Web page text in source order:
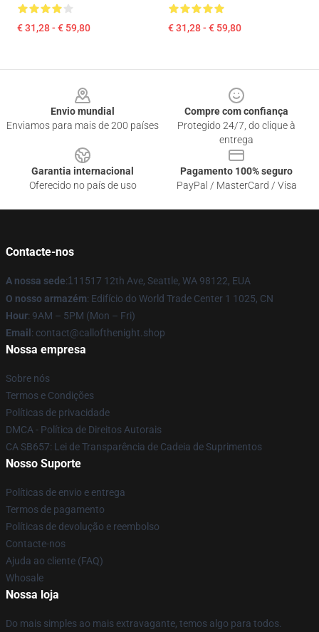
€ 31,28 - € 59,80 € 31,28 - € 59,80
Envio mundial
Enviamos para mais de 200 países
Compre com confiança
Protegido 24/7, do clique à
entrega
Garantia internacional
Oferecido no país de uso
Pagamento 100% seguro
PayPal / MasterCard / Visa
Contacte-nos
A nossa sede:1 11517 12th Ave, Seattle, WA 98122, EUA
O nosso armazém: Edifício do World Trade Center 1 1025, CN
Hour: 9AM – 5PM (Mon – Fri)
Email : contact@callofthenight.shop
Nossa empresa
Sobre nós
Termos e Condições
Políticas de privacidade
DMCA - Política de Direitos Autorais
CA SB657: Lei de Transparência de Cadeia de Suprimentos
Nosso Suporte
Políticas de envio e entrega
Termos de pagamento
Políticas de devolução e reembolso
Contacte-nos
Ajuda ao cliente (FAQ)
Whosale
Nossa loja
Do mais simples ao mais extravagante, temos algo para todos.